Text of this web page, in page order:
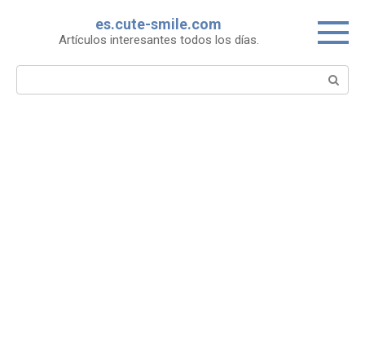
es.cute-smile.com
Artículos interesantes todos los días.
Search: